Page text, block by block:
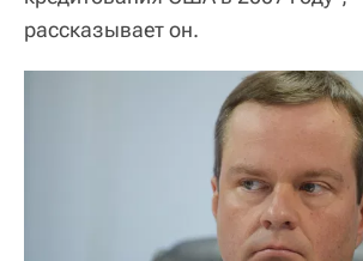
рассказывает он.